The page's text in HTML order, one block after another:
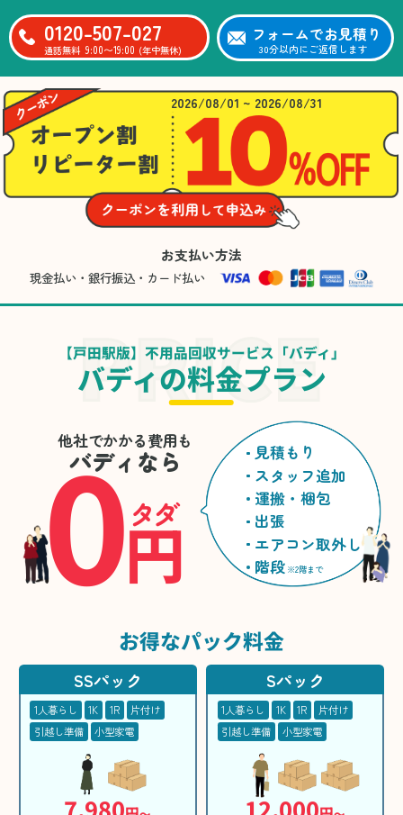
サイクル可能なものにつ
いても教えていただき、
今後の片付けにも役立つ
知識が増えました。また
何かあれば、ぜひお願い
したいと思っています。
心のこもったサービスを
ありがとうございまし
た。
0120-507-027
通話無料 9:00〜19:00 (年中無休)
フォームでお見積り
30分以内にご返信します
2026/08/01 ~ 2026/08/31
お支払い方法
現金払い・銀行振込・カード払い
【戸田駅版】不用品回収サービス「バディ」
バディの料金プラン
他社でかかる費用も
バディなら
0円
タダ
見積もり
スタッフ追加
運搬・梱包
出張
エアコン取外し
階段 ※2階まで
お得なパック料金
SSパック
1人暮らし 1K 1R
片付け
引越し準備
小型家電
7,980
Sパック
1人暮らし 1K 1R
片付け
引越し準備
小型家電
12,000